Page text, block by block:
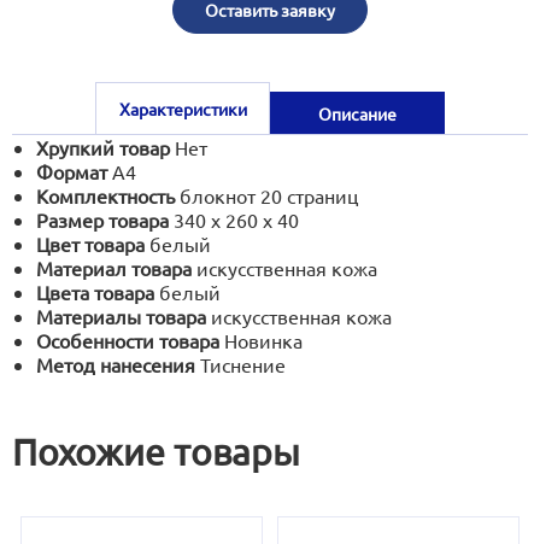
Оставить заявку
Характеристики Описание
Хрупкий товар Нет
Формат А4
Комплектность блокнот 20 страниц
Размер товара 340 х 260 х 40
Цвет товара белый
Материал товара искусственная кожа
Цвета товара белый
Материалы товара искусственная кожа
Особенности товара Новинка
Метод нанесения Тиснение
Похожие товары